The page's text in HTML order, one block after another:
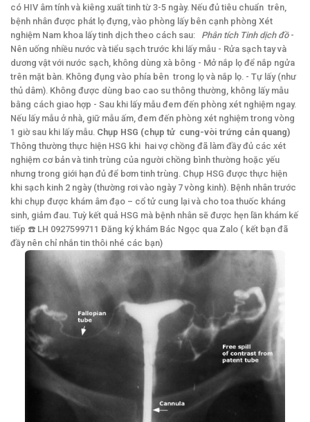
có HIV âm tính và kiêng xuất tinh từ 3-5 ngày. Nếu đủ tiêu chuẩn trên,
bệnh nhân được phát lọ đựng, vào phòng lấy bên cạnh phòng Xét
nghiệm Nam khoa lấy tinh dịch theo cách sau: Phân tích Tinh dịch đồ-
Nên uống nhiều nước và tiểu sạch trước khi lấy mẫu - Rửa sạch tay và
dương vật với nước sạch, không dùng xà bông - Mở nắp lọ để nắp ngửa
trên mặt bàn. Không đụng vào phía bên trong lọ và nắp lọ. - Tự lấy (như
thủ dâm). Không được dùng bao cao su thông thường, không lấy mẫu
bằng cách giao hợp - Sau khi lấy mẫu đem đến phòng xét nghiệm ngay.
Nếu lấy mẫu ở nhà, giữ mẫu ấm, đem đến phòng xét nghiệm trong vòng
1 giờ sau khi lấy mẫu. Chụp HSG (chụp tử cung-vòi trứng cản quang)
Thông thường thực hiện HSG khi hai vợ chồng đã làm đầy đủ các xét
nghiệm cơ bản và tinh trùng của người chồng bình thường hoặc yếu
nhưng trong giới hạn đủ để bơm tinh trùng. Chụp HSG được thực hiện
khi sạch kinh 2 ngày (thường rơi vào ngày 7 vòng kinh). Bệnh nhân trước
khi chụp được khám âm đạo – cổ tử cung lại và cho toa thuốc kháng
sinh, giảm đau. Tuỳ kết quả HSG mà bệnh nhân sẽ được hẹn lần khám kế
tiếp ☎️ LH 0927599711 Đăng ký khám Bác Ngọc qua Zalo ( kết bạn đã
đầy nên chỉ nhắn tin thôi nhé các bạn)